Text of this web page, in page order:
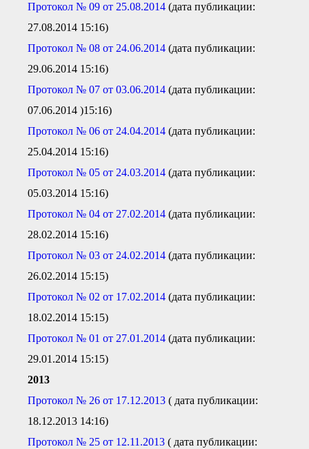
Протокол № 09 от 25.08.2014 (дата публикации:
27.08.2014 15:16)
Протокол № 08 от 24.06.2014 (дата публикации:
29.06.2014 15:16)
Протокол № 07 от 03.06.2014 (дата публикации:
07.06.2014 )15:16)
Протокол № 06 от 24.04.2014 (дата публикации:
25.04.2014 15:16)
Протокол № 05 от 24.03.2014 (дата публикации:
05.03.2014 15:16)
Протокол № 04 от 27.02.2014 (дата публикации:
28.02.2014 15:16)
Протокол № 03 от 24.02.2014 (дата публикации:
26.02.2014 15:15)
Протокол № 02 от 17.02.2014 (дата публикации:
18.02.2014 15:15)
Протокол № 01 от 27.01.2014 (дата публикации:
29.01.2014 15:15)
2013
Протокол № 26 от 17.12.2013 ( дата публикации:
18.12.2013 14:16)
Протокол № 25 от 12.11.2013 ( дата публикации: